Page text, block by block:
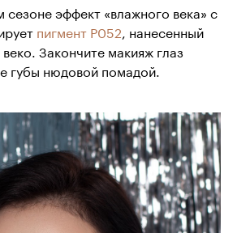
эффект «влажного века» с
пигмент Р052 , нанесенный
Закончите макияж глаз
губы нюдовой помадой.